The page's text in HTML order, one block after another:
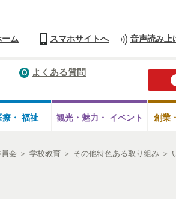
ーム スマホサイトへ 音声読み上
よくある質問
・ 福祉 観光・魅力・ イベント 創業
会 ＞ 学校教育 ＞ その他特色ある取り組み ＞